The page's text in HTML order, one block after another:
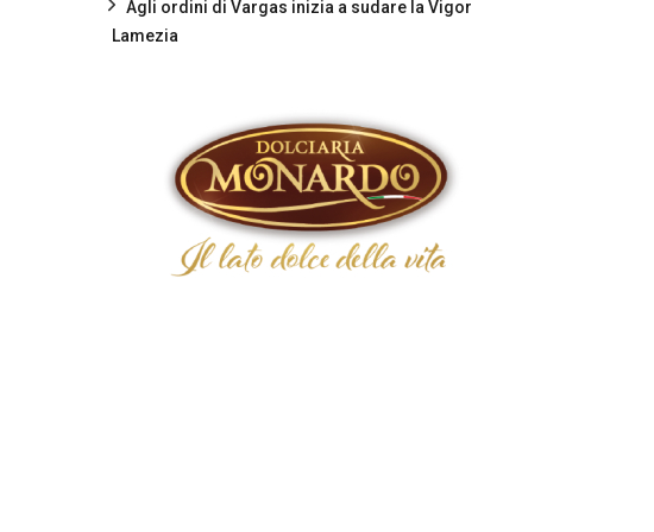
Agli ordini di Vargas inizia a sudare la Vigor
Lamezia